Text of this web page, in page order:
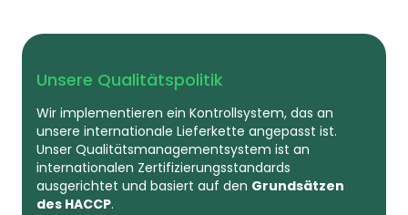
Unsere Qualitätspolitik
Wir implementieren ein Kontrollsystem, das an
unsere internationale Lieferkette angepasst ist.
Unser Qualitätsmanagementsystem ist an
internationalen Zertifizierungsstandards
ausgerichtet und basiert auf den Grundsätzen
des HACCP.